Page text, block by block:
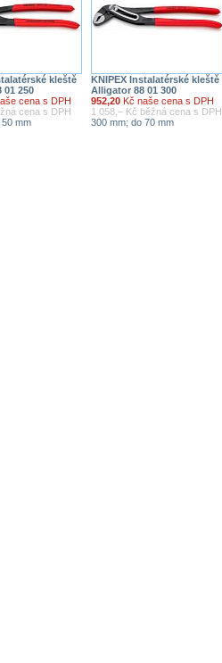
kleště
01 250
cena s DPH
cena s DPH
mm
KNIPEX Instalatérské kleště
Alligator 88 01 300
952,20 Kč naše cena s DPH
1 058,– Kč běžná cena s DPH
300 mm; do 70 mm